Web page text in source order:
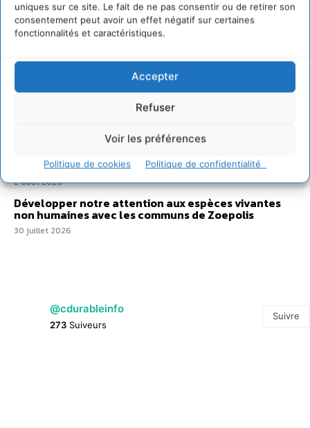
uniques sur ce site. Le fait de ne pas consentir ou de retirer son
consentement peut avoir un effet négatif sur certaines
fonctionnalités et caractéristiques.
Accepter
Refuser
Voir les préférences
Politique de cookies Politique de confidentialité
Soutenir un pastoralisme durable en faveur de
socio-écosystèmes résilients
6 août 2026
S’inspirer de l’arbre pour un modèle économique
régénératif du vivant …
IPBES : le « GIEC de la biodiversité » appelle les
hydrique et déréglé tout le territoire (2020-2026)
2 août 2026
Développer notre attention aux espèces vivantes
non humaines avec les communs de Zoepolis
30 juillet 2026
@cdurableinfo
273 Suiveurs
Suivre